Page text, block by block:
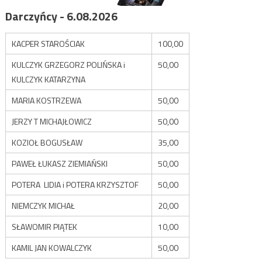
Darczyńcy - 6.08.2026
KACPER STAROŚCIAK
100,00
KULCZYK GRZEGORZ POLIŃSKA i
KULCZYK KATARZYNA
50,00
MARIA KOSTRZEWA
50,00
JERZY T MICHAJŁOWICZ
50,00
KOZIOŁ BOGUSŁAW
35,00
PAWEŁ ŁUKASZ ZIEMIAŃSKI
50,00
POTERA LIDIA i POTERA KRZYSZTOF
50,00
NIEMCZYK MICHAŁ
20,00
SŁAWOMIR PIĄTEK
10,00
KAMIL JAN KOWALCZYK
50,00